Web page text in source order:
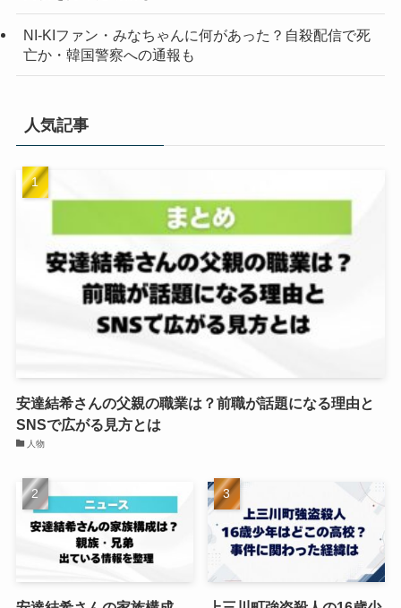
NI-KIファン・みなちゃんに何があった？自殺配信で死
亡か・韓国警察への通報も
人気記事
安達結希さんの父親の職業は？前職が話題になる理由と
SNSで広がる見方とは
人物